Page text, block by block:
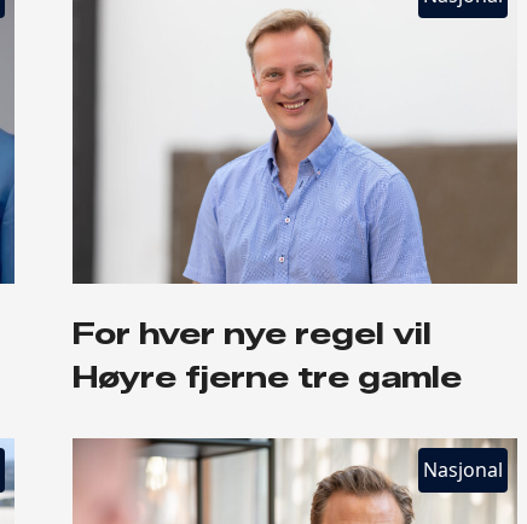
For hver nye regel vil
Høyre fjerne tre gamle
Nasjonal